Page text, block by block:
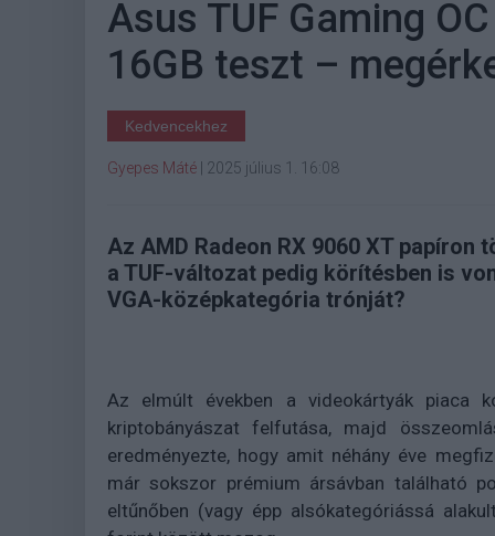
Asus TUF Gaming
16GB teszt –
Kedvencekhez
Gyepes Máté 2025 július 1. 16:08
Az AMD Radeon RX 9060 XT
a TUF-változat pedig körítésben is
VGA-középkategória trónját?
Az elmúlt években a videokártyák piaca
kriptobányászat felfutása, majd
eredményezte, hogy amit néhány éve
már sokszor prémium ársávban található
eltűnőben (vagy épp alsókategóriássá